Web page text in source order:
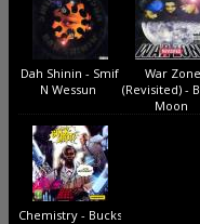
Dah Shinin - Smif
N Wessun
War Zone
(Revisited) -
Moon
Chemistry - Buckshot